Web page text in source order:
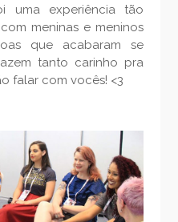
uma experiência tão
meninas e meninos
que acabaram se
tanto carinho pra
falar com vocês! <3